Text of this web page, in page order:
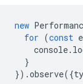
new
for (const
console.
}
}).observe({